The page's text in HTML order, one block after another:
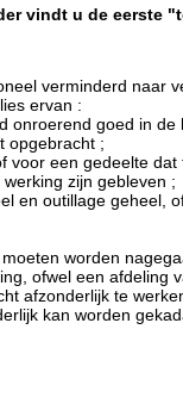
vindt u de eerste
verminderd naar
ervan :
onroerend goed in
opgebracht ;
voor een gedeelte
zijn gebleven ;
en outillage geheel,
worden
ofwel een
afzonderlijk te
kan worden